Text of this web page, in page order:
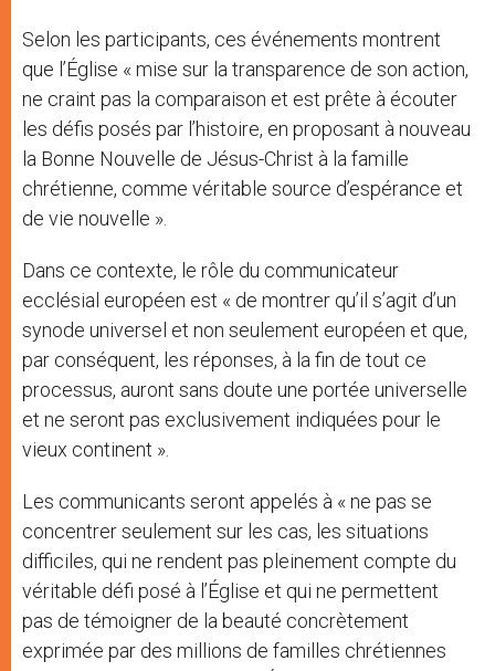
Selon les participants, ces événements montrent
que l’Église « mise sur la transparence de son action,
ne craint pas la comparaison et est prête à écouter
les défis posés par l’histoire, en proposant à nouveau
la Bonne Nouvelle de Jésus-Christ à la famille
chrétienne, comme véritable source d’espérance et
de vie nouvelle ».
Dans ce contexte, le rôle du communicateur
ecclésial européen est « de montrer qu’il s’agit d’un
synode universel et non seulement européen et que,
par conséquent, les réponses, à la fin de tout ce
processus, auront sans doute une portée universelle
et ne seront pas exclusivement indiquées pour le
vieux continent ».
Les communicants seront appelés à « ne pas se
concentrer seulement sur les cas, les situations
difficiles, qui ne rendent pas pleinement compte du
véritable défi posé à l’Église et qui ne permettent
pas de témoigner de la beauté concrètement
exprimée par des millions de familles chrétiennes